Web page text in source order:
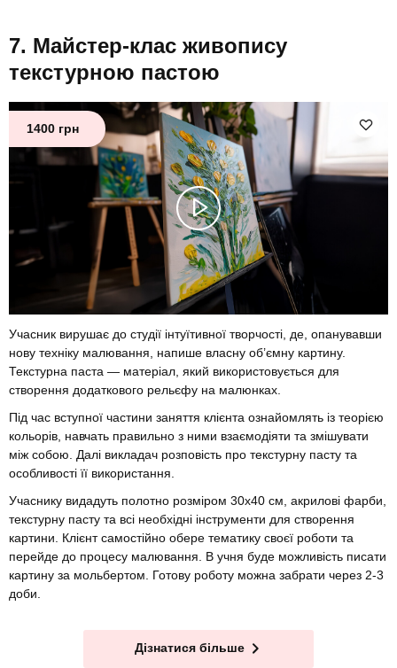
Майстер-клас живопису
текстурною пастою
1400 грн
Учасник вирушає до студії інтуїтивної творчості, де, опанувавши
нову техніку малювання, напише власну об’ємну картину.
Текстурна паста — матеріал, який використовується для
створення додаткового рельєфу на малюнках.
Під час вступної частини заняття клієнта ознайомлять із теорією
кольорів, навчать правильно з ними взаємодіяти та змішувати
між собою. Далі викладач розповість про текстурну пасту та
особливості її використання.
Учаснику видадуть полотно розміром 30х40 см, акрилові фарби,
текстурну пасту та всі необхідні інструменти для створення
картини. Клієнт самостійно обере тематику своєї роботи та
перейде до процесу малювання. В учня буде можливість писати
картину за мольбертом. Готову роботу можна забрати через 2-3
доби.
Дізнатися більше